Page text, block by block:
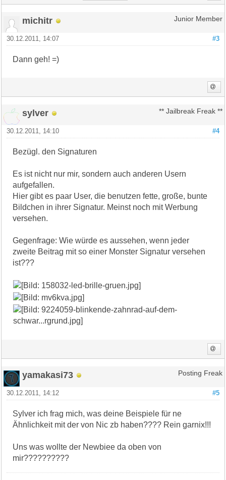
michitr Junior Member
#3
30.12.2011, 14:07
Dann geh! =)
sylver ** Jailbreak Freak **
#4
30.12.2011, 14:10
Bezügl. den Signaturen
Es ist nicht nur mir, sondern auch anderen Usern
aufgefallen.
Hier gibt es paar User, die benutzen fette, große, bunte
Bildchen in ihrer Signatur. Meinst noch mit Werbung
versehen.
Gegenfrage: Wie würde es aussehen, wenn jeder
zweite Beitrag mit so einer Monster Signatur versehen
ist???
yamakasi73 Posting Freak
#5
30.12.2011, 14:12
Sylver ich frag mich, was deine Beispiele für ne
Ähnlichkeit mit der von Nic zb haben???? Rein garnix!!!
Uns was wollte der Newbiee da oben von
mir??????????